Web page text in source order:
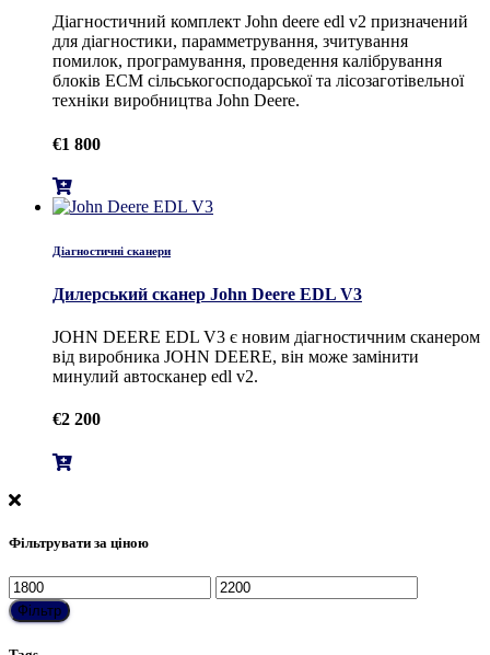
Діагностичний комплект John deere edl v2 призначений
для діагностики, парамметрування, зчитування
помилок, програмування, проведення калібрування
блоків ECM сільськогосподарської та лісозаготівельної
техніки виробництва John Deere.
€1 800
Діагностичні сканери
Дилерський сканер John Deere EDL V3
JOHN DEERE EDL V3 є новим діагностичним сканером
від виробника JOHN DEERE, він може замінити
минулий автосканер edl v2.
€2 200
Фільтрувати за ціною
Мінімальна
ціна
Найбільша
ціна
Фільтр